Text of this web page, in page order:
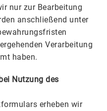
nur zur Bearbeitung
anschließend unter
Verarbeitung
haben.
Nutzung des
erheben wir